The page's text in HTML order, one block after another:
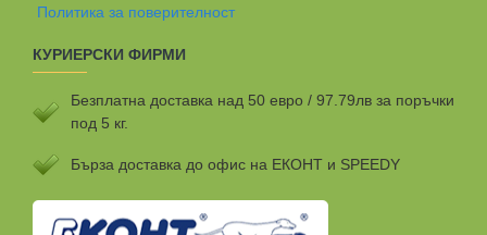
Политика за поверителност
КУРИЕРСКИ ФИРМИ
Безплатна доставка над 50 евро / 97.79лв за поръчки
под 5 кг.
Бързa доставка до офис на ЕКОНТ и SPEEDY